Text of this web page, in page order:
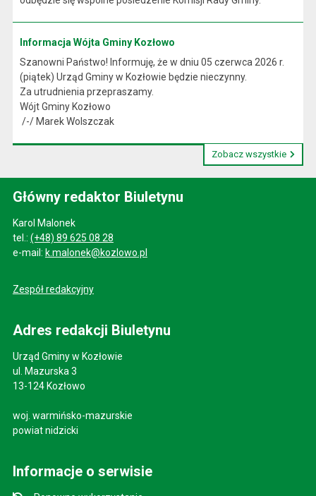
Informacja Wójta Gminy Kozłowo
Szanowni Państwo! Informuję, że w dniu 05 czerwca 2026 r.
(piątek) Urząd Gminy w Kozłowie będzie nieczynny.
Za utrudnienia przepraszamy.
Wójt Gminy Kozłowo
/-/ Marek Wolszczak
Zobacz wszystkie
Główny redaktor Biuletynu
Karol Malonek
tel.: (+48) 89 625 08 28
e-mail: k.malonek@kozlowo.pl
Zespół redakcyjny
Adres redakcji Biuletynu
Urząd Gminy w Kozłowie
ul. Mazurska 3
13-124 Kozłowo
woj. warmińsko-mazurskie
powiat nidzicki
Informacje o serwisie